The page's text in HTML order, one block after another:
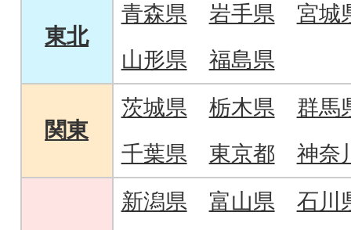
東北
青森県 岩手県
宮城
山形県
福島県
関東
茨城県 栃木県
群馬
千葉県
東京都 神奈
新潟県 富山県
石川